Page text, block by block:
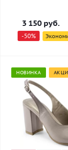
3 150 руб.
-50%
НОВИНКА